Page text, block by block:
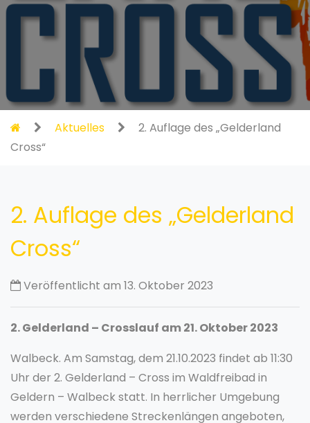
Aktuelles
2. Auflage des „Gelderland
Cross“
2. Auflage des „Gelderland
Cross“
Veröffentlicht am 13. Oktober 2023
2. Gelderland – Crosslauf am 21. Oktober 2023
Walbeck. Am Samstag, dem 21.10.2023 findet ab 11:30
Uhr der 2. Gelderland – Cross im Waldfreibad in
Geldern – Walbeck statt. In herrlicher Umgebung
werden verschiedene Streckenlängen angeboten,